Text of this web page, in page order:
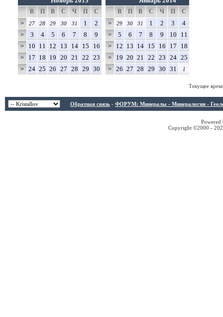
В П В С Ч П
С
>
27 28 29 30 31 1 2
> 3 4 5 6 7 8 9
> 10 11 12 13 14 15 16
> 17 18 19 20 21 22 23
> 24 25 26 27 28 29 30
В П В С Ч П
С
>
29 30 31 1 2 3 4
> 5 6 7 8 9 10 11
> 12 13 14 15 16 17 18
> 19 20 21 22 23 24 25
> 26 27 28 29 30 31 1
Текущее
Обратная связь - ФОРУМ: Минералы - Минералогия -
Copyright ©2000 -